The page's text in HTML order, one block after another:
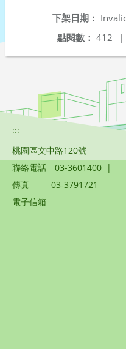
下架日期：
點閱數： 412 |
:::
桃園區文中路120號
聯絡電話
03-3601400 |
傳真
03-3791721
電子信箱